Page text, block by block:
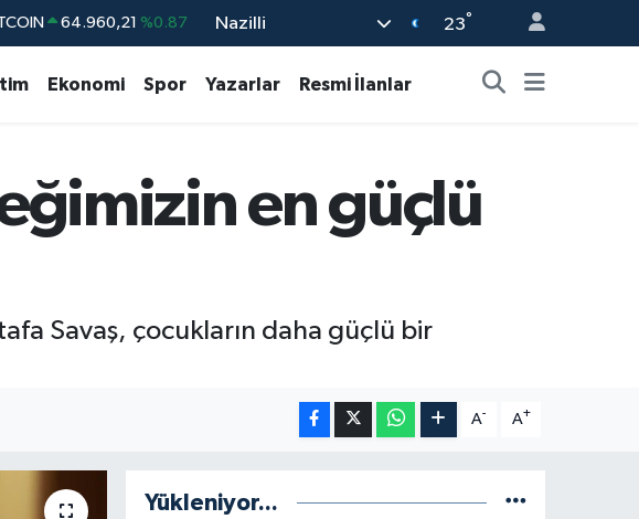
64.960,21 %0.87
ALTIN 6648.99 %2.59
BİST100 13.773 %-19
Nazilli 23°
Ekonomi Spor Yazarlar Resmi İlanlar
en güçlü
Savaş, çocukların daha güçlü bir
A- A+
Yükleniyor...